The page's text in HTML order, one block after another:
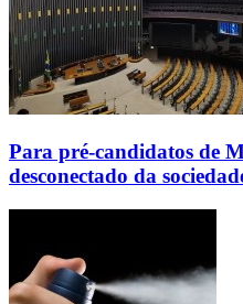
Para pré-candidatos de
desconectado da